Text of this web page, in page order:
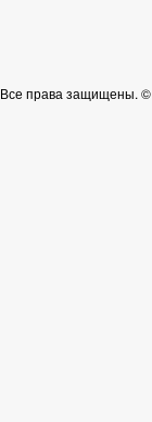
Все права защищены. ©